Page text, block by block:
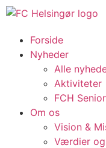
Forside
Nyheder
Alle
Aktiviteter
FCH Senior
Om os
Vision &
Værdier og